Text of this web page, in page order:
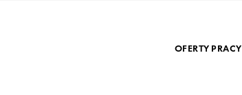
OFERTY PRACY